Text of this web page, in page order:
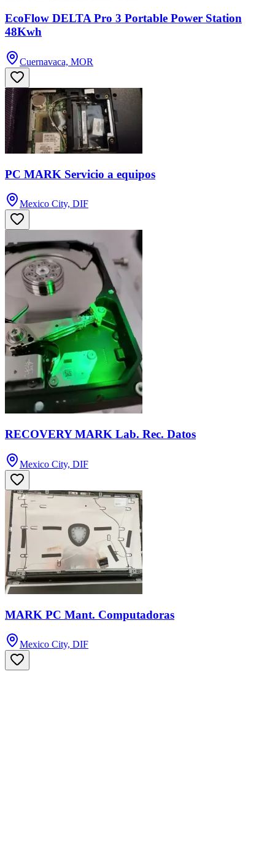
EcoFlow DELTA Pro 3 Portable Power Station
48Kwh
Cuernavaca, MOR
PC MARK Servicio a equipos
Mexico City, DIF
RECOVERY MARK Lab. Rec. Datos
Mexico City, DIF
MARK PC Mant. Computadoras
Mexico City, DIF